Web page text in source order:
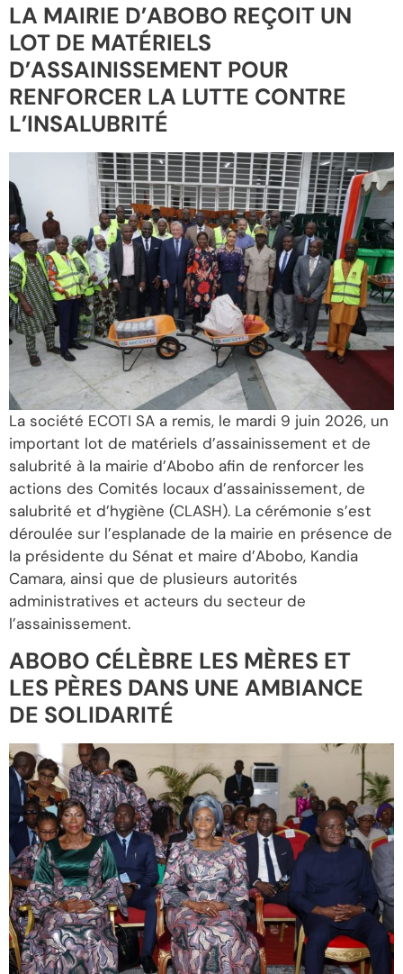
LA MAIRIE D’ABOBO REÇOIT UN
LOT DE MATÉRIELS
D’ASSAINISSEMENT POUR
RENFORCER LA LUTTE CONTRE
L’INSALUBRITÉ
La société ECOTI SA a remis, le mardi 9 juin 2026, un
important lot de matériels d’assainissement et de
salubrité à la mairie d’Abobo afin de renforcer les
actions des Comités locaux d’assainissement, de
salubrité et d’hygiène (CLASH). La cérémonie s’est
déroulée sur l’esplanade de la mairie en présence de
la présidente du Sénat et maire d’Abobo, Kandia
Camara, ainsi que de plusieurs autorités
administratives et acteurs du secteur de
l’assainissement.
ABOBO CÉLÈBRE LES MÈRES ET
LES PÈRES DANS UNE AMBIANCE
DE SOLIDARITÉ